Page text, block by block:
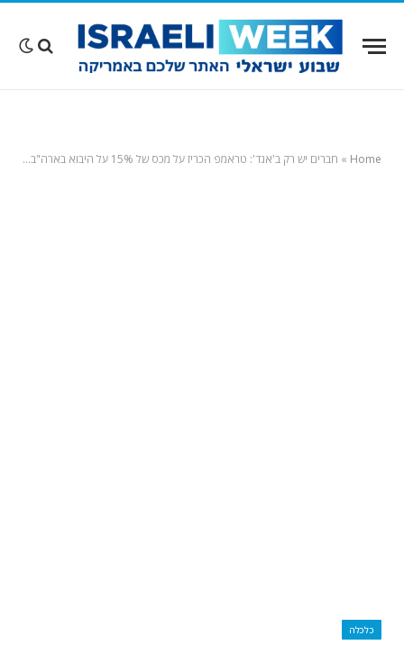
Home
» חברים יש רק ב'אגד': טראמפ הכריז על מכס של 15% על היבוא בארה"ב מישראל
כלכלה